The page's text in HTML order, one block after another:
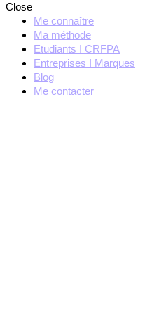
Close
Me connaître
Ma méthode
Etudiants I CRFPA
Entreprises I Marques
Blog
Me contacter